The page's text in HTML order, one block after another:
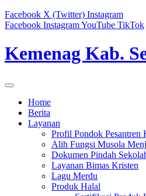
Facebook X (Twitter) Instagram
Facebook InstagramYouTube TikTok
Kemenag Kab.
Home
Berita
Layanan
Profil Pondok Pesantren
Alih Fungsi Musola
Dokumen Pindah
Layanan Bimas Kristen
Lagu Merdu
Produk Halal